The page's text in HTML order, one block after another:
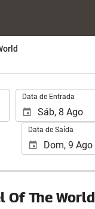
Data de Entrada
Data de Saída
Of The World